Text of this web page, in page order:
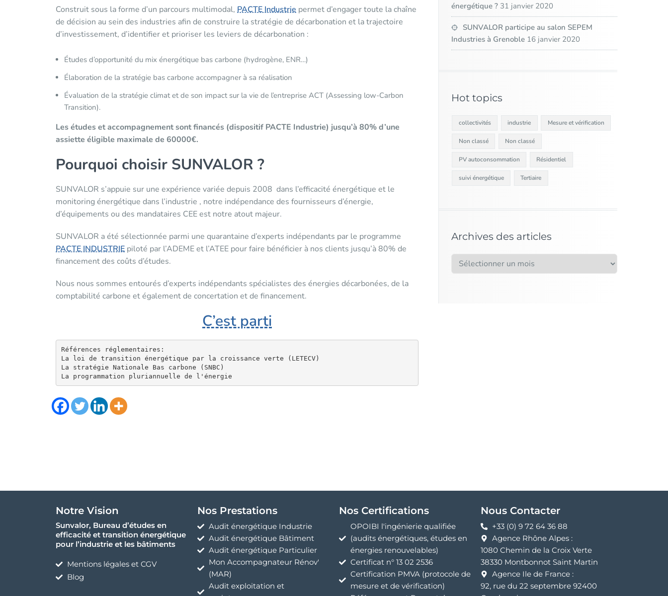
Construit sous la forme d’un parcours multimodal, PACTE Industrie permet d’engager toute la chaîne
de décision au sein des industries afin de construire la stratégie de décarbonation et la trajectoire
d’investissement, d’identifier et prioriser les leviers de décarbonation :
Études d’opportunité du mix énergétique bas carbone (hydrogène, ENR…)
Élaboration de la stratégie bas carbone accompagner à sa réalisation
Évaluation de la stratégie climat et de son impact sur la vie de l’entreprise ACT (Assessing low-Carbon
Transition).
Les études et accompagnement sont financés (dispositif PACTE Industrie) jusqu’à 80% d’une
assiette éligible maximale de 60000€.
Pourquoi choisir SUNVALOR ?
SUNVALOR s’appuie sur une expérience variée depuis 2008 dans l’efficacité énergétique et le
monitoring énergétique dans l’industrie , notre indépendance des fournisseurs d’énergie,
d’équipements ou des mandataires CEE est notre atout majeur.
SUNVALOR a été sélectionnée parmi une quarantaine d’experts indépendants par le programme
PACTE INDUSTRIE piloté par l’ADEME et l’ATEE pour faire bénéficier à nos clients jusqu’à 80% de
financement des coûts d’études.
Nous nous sommes entourés d’experts indépendants spécialistes des énergies décarbonées, de la
comptabilité carbone et également de concertation et de financement.
C’est parti
Références réglementaires:
La loi de transition énergétique par la croissance verte (LETECV)
La stratégie Nationale Bas carbone (SNBC)
La programmation pluriannuelle de l'énergie
énergétique ? 31 janvier 2020
SUNVALOR participe au salon SEPEM
Industries à Grenoble 16 janvier 2020
Hot topics
collectivités industrie Mesure et vérification
Non classé Non classé
PV autoconsommation Résidentiel
suivi énergétique Tertiaire
Archives des articles
Notre Vision
Sunvalor, Bureau d’études en
efficacité et transition énergétique
pour l’industrie et les bâtiments
Mentions légales et CGV
Blog
Nos Prestations
Audit énergétique Industrie
Audit énergétique Bâtiment
Audit énergétique Particulier
Mon Accompagnateur Rénov'
(MAR)
Audit exploitation et
Nos Certifications
OPOIBI l'ingénierie qualifiée
(audits énergétiques, études en
énergies renouvelables)
Certificat n° 13 02 2536
Certification PMVA (protocole de
mesure et de vérification)
Nous Contacter
+33 (0) 9 72 64 36 88
Agence Rhône Alpes :
1080 Chemin de la Croix Verte
38330 Montbonnot Saint Martin
Agence Ile de France :
92, rue du 22 septembre 92400